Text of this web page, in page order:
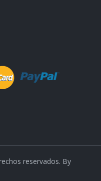
reservados. By